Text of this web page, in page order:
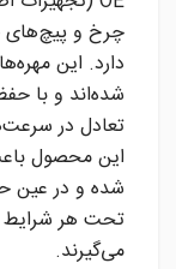
چرخ و
دارد. این
شده‌اند و با
تعادل در
این محصول
شده و در عین
تحت هر شرایط
می‌گیرند.